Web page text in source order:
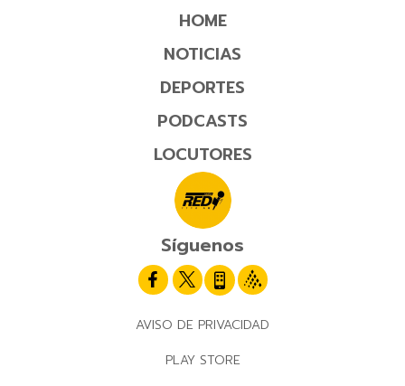
HOME
NOTICIAS
DEPORTES
PODCASTS
LOCUTORES
Síguenos
AVISO DE PRIVACIDAD
PLAY STORE